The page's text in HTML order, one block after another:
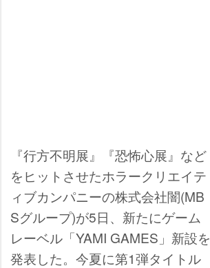
『行方不明展』『恐怖心展』など
をヒットさせたホラークリエイテ
ィブカンパニーの株式会社闇(MB
Sグループ)が5日、新たにゲーム
レーベル「YAMI GAMES」新設を
発表した。今夏に第1弾タイトル